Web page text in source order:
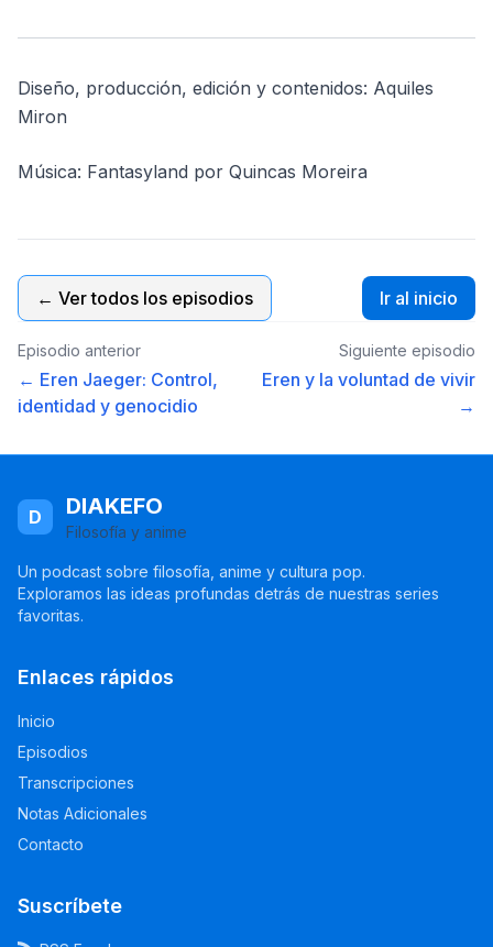
Diseño, producción, edición y contenidos: Aquiles
Miron
Música: Fantasyland por Quincas Moreira
← Ver todos los episodios Ir al inicio
Episodio anterior
← Eren Jaeger: Control,
identidad y genocidio
Siguiente episodio
Eren y la voluntad de vivir
→
D DIAKEFO
Filosofía y anime
Un podcast sobre filosofía, anime y cultura pop.
Exploramos las ideas profundas detrás de nuestras series
favoritas.
Enlaces rápidos
Inicio
Episodios
Transcripciones
Notas Adicionales
Contacto
Suscríbete